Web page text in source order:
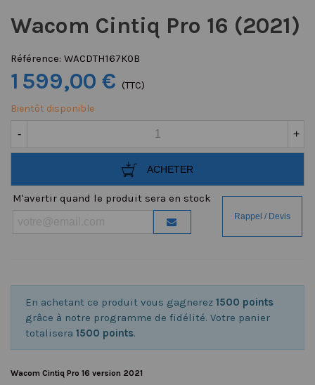
Wacom Cintiq Pro 16 (2021)
Référence: WACDTH167K0B
1 599,00 € (TTC)
Bientôt disponible
- +
ACHETER
M'avertir quand le produit sera en stock
En achetant ce produit vous gagnerez 1500 points
grâce à notre programme de fidélité. Votre panier
totalisera 1500 points.
Wacom Cintiq Pro 16 version 2021